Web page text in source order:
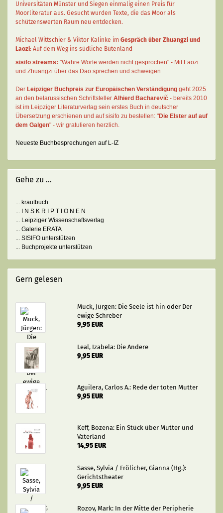
Universitäten Münster und Siegen einmalig einen Preis für
Moorliteratur aus. Gesucht wurden Texte, die das Moor als
schützenswerten Raum neu entdecken.
Michael Wittschier & Viktor Kalinke im Gespräch über Zhuangzi und
Laozi: Auf dem Weg ins südliche Bütenland
sisifo streams: "Wahre Worte werden nicht gesprochen" - Mit Laozi
und Zhuangzi über das Dao sprechen und schweigen
Der Leipziger Buchpreis zur Europäischen Verständigung geht 2025
an den belarussischen Schriftsteller Alhierd Bacharevič - bereits 2010
ist im Leipziger Literaturverlag sein erstes Buch in deutscher
Übersetzung erschienen und auf sisifo zu bestellen: "Die Elster auf auf
dem Galgen" - wir gratulieren herzlich.
Neueste Buchbesprechungen auf L-IZ
Gehe zu ...
... krautbuch
... I N S K R I P T I O N E N
... Leipziger Wissenschaftsverlag
... Galerie ERATA
... SISIFO unterstützen
... Buchprojekte unterstützen
Gern gelesen
Muck, Jürgen: Die Seele ist hin oder Der
ewige Schreber
9,95 EUR
Leal, Izabela: Die Andere
9,95 EUR
Aguilera, Carlos A.: Rede der toten Mutter
9,95 EUR
Keff, Bozena: Ein Stück über Mutter und
Vaterland
14,95 EUR
Sasse, Sylvia / Frölicher, Gianna (Hg.):
Gerichtstheater
9,95 EUR
Rozov, Mark: In der Mitte der Peripherie